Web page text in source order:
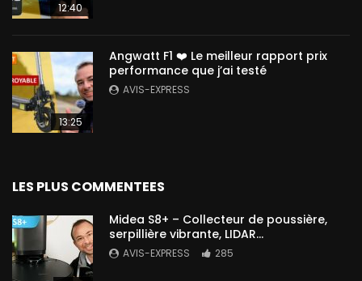
12:40
13:25
Angwatt F1 ❤️ Le meilleur rapport prix
performance que j’ai testé
AVIS-EXPRESS
LES PLUS COMMENTEES
Midea S8+ – Collecteur de poussière,
serpillière vibrante, LIDAR…
AVIS-EXPRESS 285